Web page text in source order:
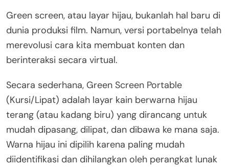
Green screen, atau layar hijau, bukanlah hal baru di
dunia produksi film. Namun, versi portabelnya telah
merevolusi cara kita membuat konten dan
berinteraksi secara virtual.
Secara sederhana, Green Screen Portable
(Kursi/Lipat) adalah layar kain berwarna hijau
terang (atau kadang biru) yang dirancang untuk
mudah dipasang, dilipat, dan dibawa ke mana saja.
Warna hijau ini dipilih karena paling mudah
diidentifikasi dan dihilangkan oleh perangkat lunak